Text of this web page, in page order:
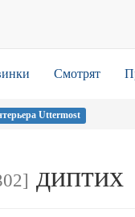
Смотрят
Uttermost
диптих